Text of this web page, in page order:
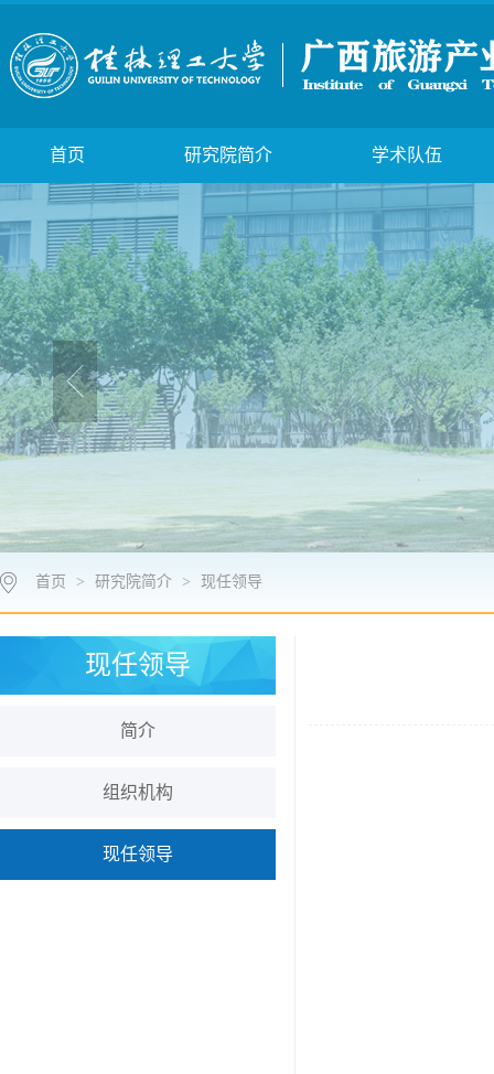
首页 研究院简介 学术队伍
首页 > 研究院简介 > 现任领导
现任领导
简介
组织机构
现任领导